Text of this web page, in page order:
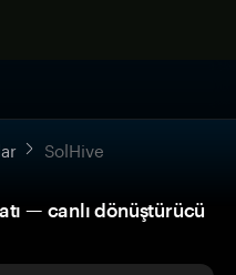
SolHive
— canlı dönüştürücü